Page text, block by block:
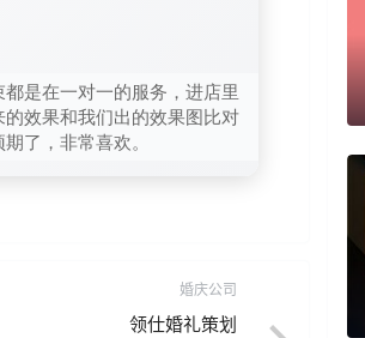
是在一对一的服务，进店里
效果和我们出的效果图比对
了，非常喜欢。
婚庆公司
领仕婚礼策划